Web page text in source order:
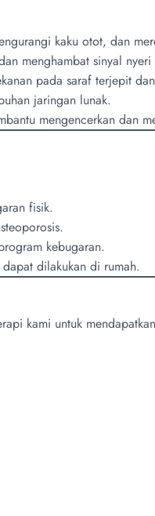
kaku otot, dan
menghambat sinyal
pada saraf terjepit
jaringan lunak.
mengencerkan dan
fisik.
kebugaran.
dilakukan di rumah.
kami untuk